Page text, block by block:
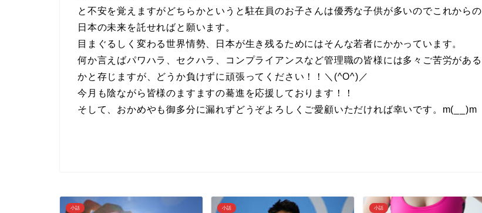
と不安を覚えますがどちらかというと駐在員のお子さんは優秀な子供が多いのでこれからの
日本の未来を託せればと願います。
目まぐるしく変わる世界情勢、日本が生き残るためにはそんな若者にかかっています。
何か言えばパワハラ、セクハラ、コンプライアンスなど管理職の皆様には多々ご苦労がある
かと存じますが、どうか負けずに頑張ってください！！＼(^O^)／
今月も陰ながら皆様のますますの驀進を応援しております！！
そして、おかめやも御多分に漏れずどうぞよろしくご愛顧いただければ幸いです。m(__)m
小話 小話 小話